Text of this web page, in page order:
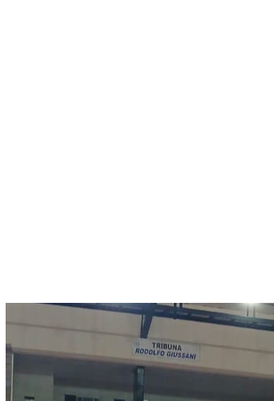
Jueves 06 Agosto, 2026